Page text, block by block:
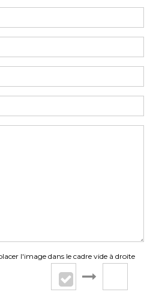
l'image dans le cadre vide à droite